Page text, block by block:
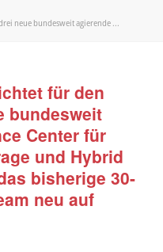
neue bundesweit agierende ...
für den
bundesweit
Center für
und Hybrid
bisherige 30-
neu auf